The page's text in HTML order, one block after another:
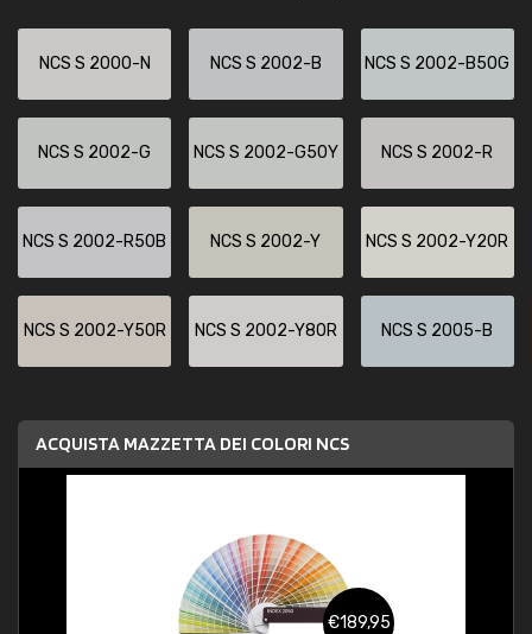
NCS S 2000-N NCS S 2002-B NCS S 2002-B50G
NCS S 2002-G NCS S 2002-G50Y NCS S 2002-R
NCS S 2002-R50B NCS S 2002-Y NCS S 2002-Y20R
NCS S 2002-Y50R NCS S 2002-Y80R NCS S 2005-B
ACQUISTA MAZZETTA DEI COLORI NCS
€189,95